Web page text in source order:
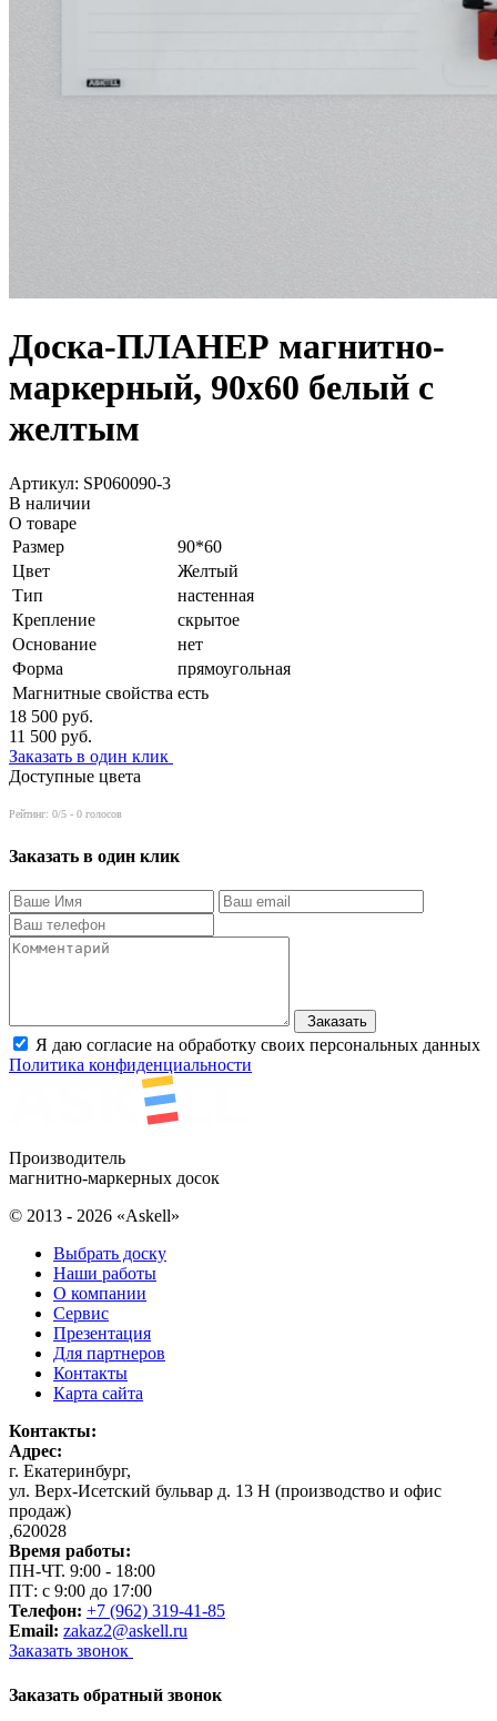
Доска-ПЛАНЕР магнитно-
маркерный, 90х60 белый с
желтым
Артикул: SP060090-3
В наличии
О товаре
Размер
90*60
Цвет
Желтый
Тип
настенная
Крепление
скрытое
Основание
нет
Форма
прямоугольная
Магнитные свойства есть
18 500 руб.
11 500 руб.
Заказать в один клик
Доступные цвета
Рейтинг: 0/5 - 0 голосов
Заказать в один клик
Заказать
Я даю согласие на обработку своих персональных данных
Политика конфиденциальности
Производитель
магнитно-маркерных досок
© 2013 - 2026 «Askell»
Выбрать доску
Наши работы
О компании
Сервис
Презентация
Для партнеров
Контакты
Карта сайта
Контакты:
Адрес:
г. Екатеринбург,
ул. Верх-Исетский бульвар д. 13 Н (производство и офис
продаж)
,620028
Время работы:
ПН-ЧТ. 9:00 - 18:00
ПТ: с 9:00 до 17:00
Телефон: +7 (962) 319-41-85
Email: zakaz2@askell.ru
Заказать звонок
Заказать обратный звонок